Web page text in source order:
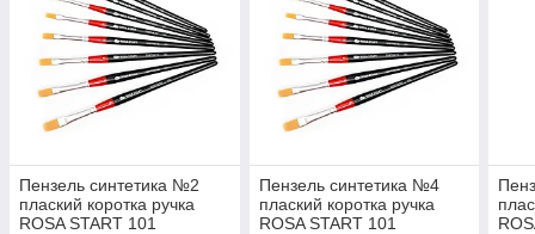
Пензель синтетика №2
плаский коротка ручка
ROSA START 101
Пензель синтетика №4
плаский коротка ручка
ROSA START 101